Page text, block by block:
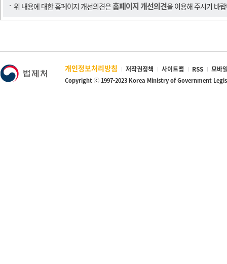
위 내용에 대한 홈페이지 개선의견은홈페이지 개선의견을 이용해 주시기 바
개인정보처리방침 저작권정책 사이트맵 RSS 모바
Copyright ⓒ 1997-2023 Korea Ministry of Government